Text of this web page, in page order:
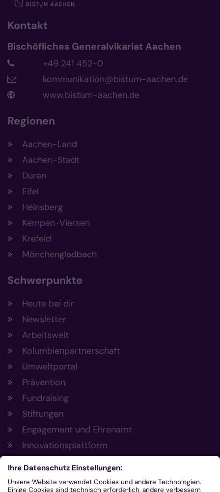
Kontakt
Bischöfliches Generalvikariat Aachen
+49 241 452-0
kommunikation@bistum-aachen.de
www.bistum-aachen.de
Regionen
Aachen-Land
Aachen-Stadt
Düren
Eifel
Heinsberg
Kempen-Viersen
Krefeld
Mönchengladbach
Schwerpunkte
Heute bei dir
Newsletter
Arbeitswelt
Kolumbienpartnerschaft
Umweltportal
Prävention
Fundraising
Stiftungen
Engagement und Ehrenamt
Innovationsplattform
Aus der Plattform